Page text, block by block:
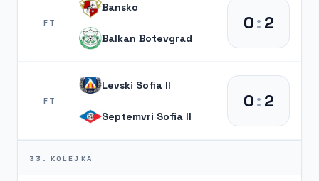
FT
Bansko
Balkan Botevgrad
0:2
FT
Levski Sofia II
Septemvri Sofia II
0:2
33. KOLEJKA